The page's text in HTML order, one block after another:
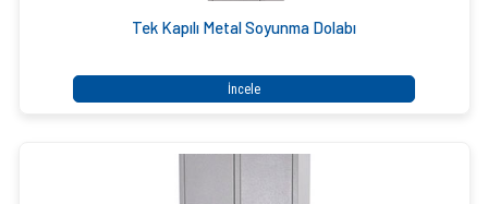
Tek Kapılı Metal Soyunma Dolabı
İncele